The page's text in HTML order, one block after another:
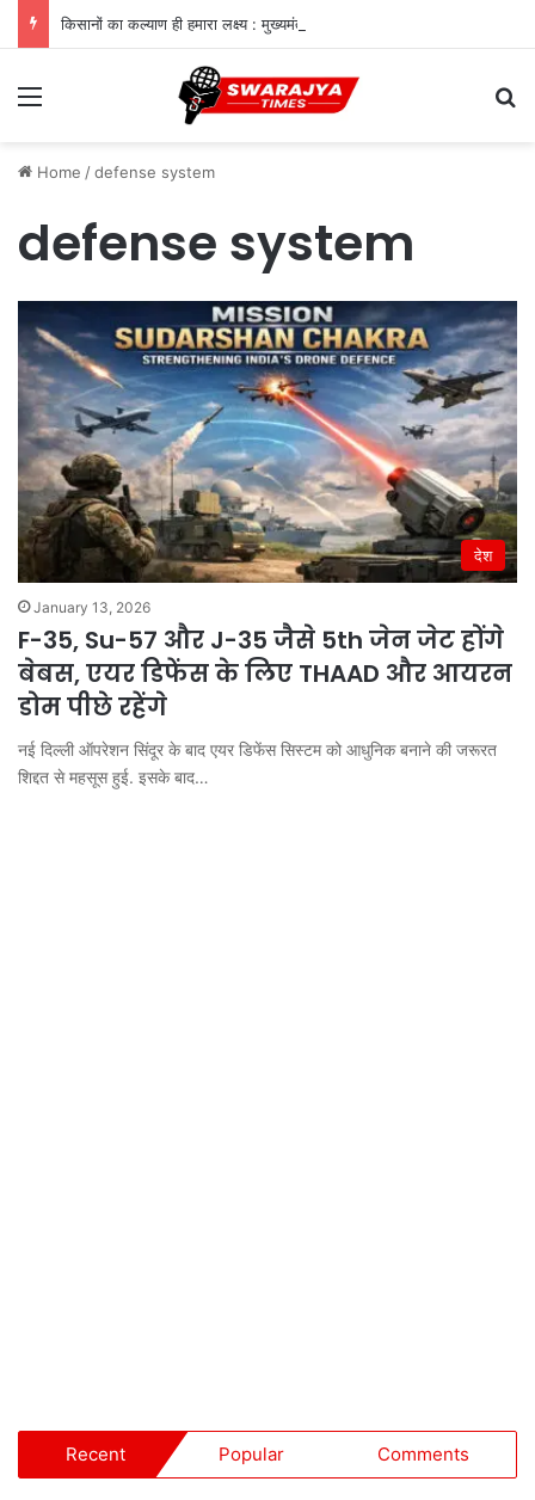
किसानों का कल्याण ही हमारा लक्ष्य : मुख्यमंत्री डॉ. यादव
Menu
Home /defense system
defense system
देश
January 13, 2026
F-35, Su-57 और J-35 जैसे 5th जेन जेट होंगे
बेबस, एयर डिफेंस के लिए THAAD और आयरन
डोम पीछे रहेंगे
नई दिल्ली ऑपरेशन सिंदूर के बाद एयर डिफेंस सिस्‍टम को आधुनिक बनाने की जरूरत
शिद्दत से महसूस हुई. इसके बाद…
Recent Popular Comments